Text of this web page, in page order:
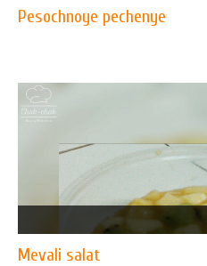
Pesochnoye pechenye
Mevali salat